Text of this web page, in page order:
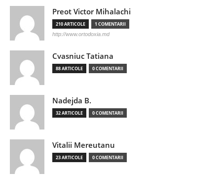
Preot Victor Mihalachi
210 ARTICOLE 1 COMENTARII
http://www.ortodoxia.md
Cvasniuc Tatiana
88 ARTICOLE 0 COMENTARII
Nadejda B.
32 ARTICOLE 0 COMENTARII
Vitalii Mereutanu
23 ARTICOLE 0 COMENTARII